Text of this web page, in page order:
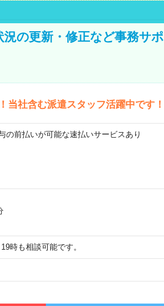
の更新・修正など事務サポ
当社含む派遣スタッフ活躍中です！
前払いが可能な速払いサービスあり
時も相談可能です。